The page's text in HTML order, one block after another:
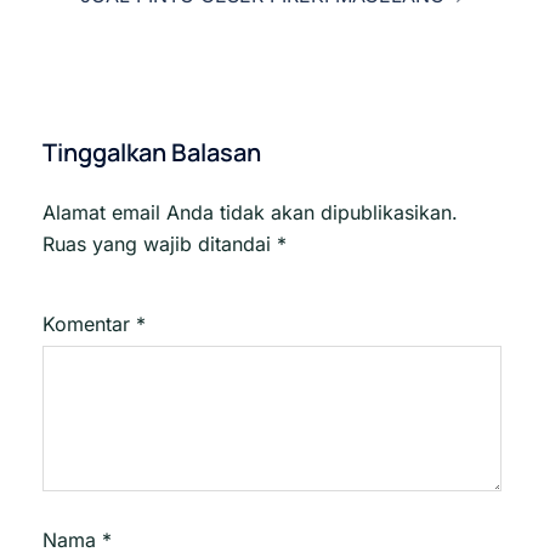
Tinggalkan Balasan
Alamat email Anda tidak akan dipublikasikan.
Ruas yang wajib ditandai *
Komentar *
Nama *